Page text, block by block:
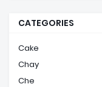
CATEGORIES
Cake
Chay
Che